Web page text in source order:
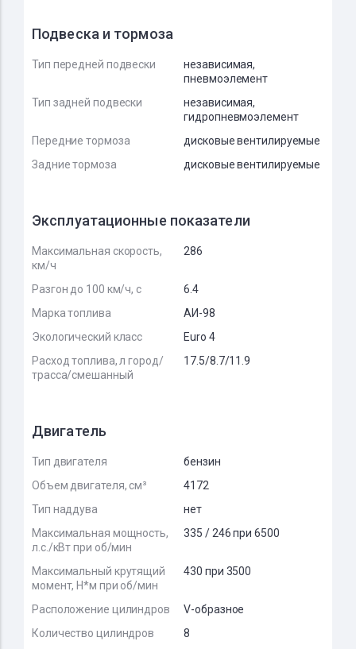
Подвеска и тормоза
Тип передней подвески
независимая,
пневмоэлемент
Тип задней подвески
независимая,
гидропневмоэлемент
Передние тормоза
дисковые вентилируемые
Задние тормоза
дисковые вентилируемые
Эксплуатационные показатели
Максимальная скорость,
км/ч
286
Разгон до 100 км/ч, с
6.4
Марка топлива
АИ-98
Экологический класс
Euro 4
Расход топлива, л город/
трасса/смешанный
17.5/8.7/11.9
Двигатель
Тип двигателя
бензин
Объем двигателя, см³
4172
Тип наддува
нет
Максимальная мощность,
л.с./кВт при об/мин
335 / 246 при 6500
Максимальный крутящий
момент, Н*м при об/мин
430 при 3500
Расположение цилиндров
V-образное
Количество цилиндров
8